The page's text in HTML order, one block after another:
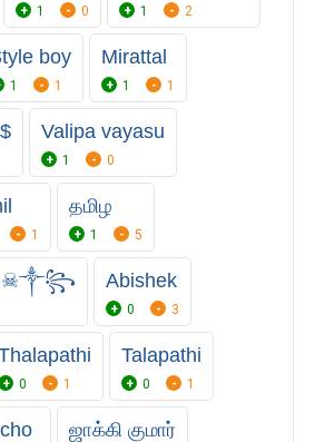
1 0 1 2
boy
1 1
Mirattal
1 1
Valipa vayasu
1 0
1
தமிழ
1 5
☠︎༒꧂ Abishek
0 3
0 1
Talapathi
0 1
ஜாக்கி குமார்